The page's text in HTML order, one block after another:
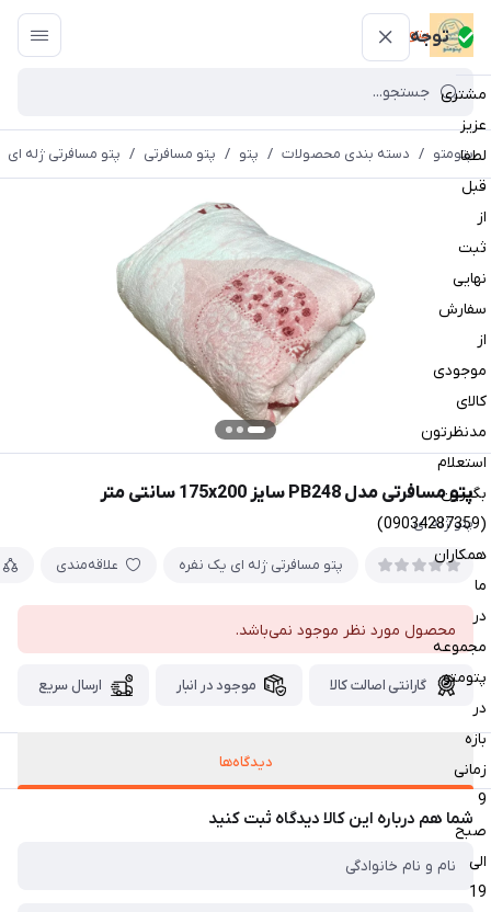
توجه
مشتری
عزیز
لطفا
قبل
از
ثبت
نهایی
سفارش
از
موجودی
کالای
مدنظرتون
استعلام
بگیرین
(09034287359)
همکاران
ما
در
مجموعه
پتومتو
در
بازه
زمانی
9
صبح
الی
19
پتومتو
پتومتو / دسته بندی محصولات / پتو / پتو مسافرتی / پتو مسافرتی ژله ای
پتو مسافرتی مدل PB248 سایز 175x200 سانتی متر
پتو ژله ای
پتو مسافرتی ژله ای یک نفره علاقه‌مندی
محصول مورد نظر موجود نمی‌باشد.
گارانتی اصالت کالا موجود در انبار ارسال سریع
دیدگاه‌ها
شما هم درباره این کالا دیدگاه ثبت کنید